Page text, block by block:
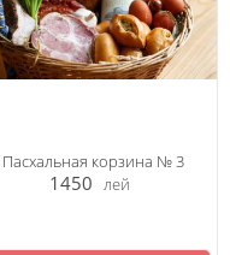
Пасхальная корзина № 3
1450 лей